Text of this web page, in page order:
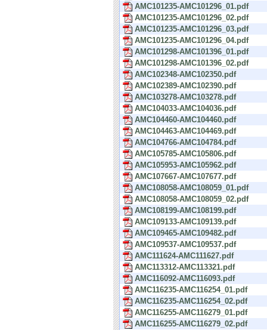
AMC101235-AMC101296_01.pdf
AMC101235-AMC101296_02.pdf
AMC101235-AMC101296_03.pdf
AMC101235-AMC101296_04.pdf
AMC101298-AMC101396_01.pdf
AMC101298-AMC101396_02.pdf
AMC102348-AMC102350.pdf
AMC102389-AMC102390.pdf
AMC103278-AMC103278.pdf
AMC104033-AMC104036.pdf
AMC104460-AMC104460.pdf
AMC104463-AMC104469.pdf
AMC104766-AMC104784.pdf
AMC105785-AMC105806.pdf
AMC105953-AMC105962.pdf
AMC107667-AMC107677.pdf
AMC108058-AMC108059_01.pdf
AMC108058-AMC108059_02.pdf
AMC108199-AMC108199.pdf
AMC109133-AMC109139.pdf
AMC109465-AMC109482.pdf
AMC109537-AMC109537.pdf
AMC111624-AMC111627.pdf
AMC113312-AMC113321.pdf
AMC116092-AMC116093.pdf
AMC116235-AMC116254_01.pdf
AMC116235-AMC116254_02.pdf
AMC116255-AMC116279_01.pdf
AMC116255-AMC116279_02.pdf